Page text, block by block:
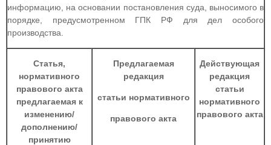
информацию, на основании постановления суда, выносимого в
порядке, предусмотренном ГПК РФ для дел особого
производства.
Статья,
нормативного
правового акта
предлагаемая к
изменению/
дополнению/
принятию
Предлагаемая
редакция
статьи нормативного
правового акта
Действующая
редакция
статьи
нормативного
правового акта